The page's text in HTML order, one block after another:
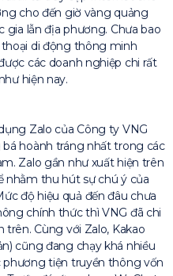
cho đến giờ vàng quảng
gia lẫn địa phương. Chưa bao
di động thông minh
các doanh nghiệp chi rất
hiện nay.
Zalo của Công ty VNG
hoành tráng nhất trong các
Zalo gần như xuất hiện trên
thu hút sự chú ý của
độ hiệu quả đến đâu chưa
chính thức thì VNG đã chi
Cùng với Zalo, Kakao
cũng đang chạy khá nhiều
tiện truyền thông vốn